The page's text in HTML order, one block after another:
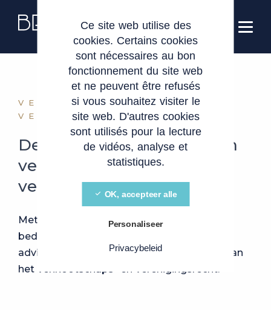
VENNOOTSCHAPS- EN
VERENIGINGSRECHT
De regels die het leven van
vennootschappen en
verenigingen beheersen.
Met een bijzondere focus op innovatieve
bedrijven kan ons dynamische team je
adviseren over de verschillende aspecten van
het vennootschaps- en verenigingsrecht.
Ce site web utilise des
cookies. Certains cookies
sont nécessaires au bon
fonctionnement du site web
et ne peuvent être refusés
si vous souhaitez visiter le
site web. D'autres cookies
sont utilisés pour la lecture
de vidéos, analyse et
statistiques.
OK, accepteer alle
Personaliseer
Privacybeleid